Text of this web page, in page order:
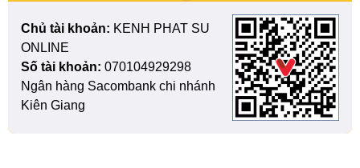
Chủ tài khoản: KENH PHAT SU
ONLINE
Số tài khoản: 070104929298
Ngân hàng Sacombank chi nhánh
Kiên Giang